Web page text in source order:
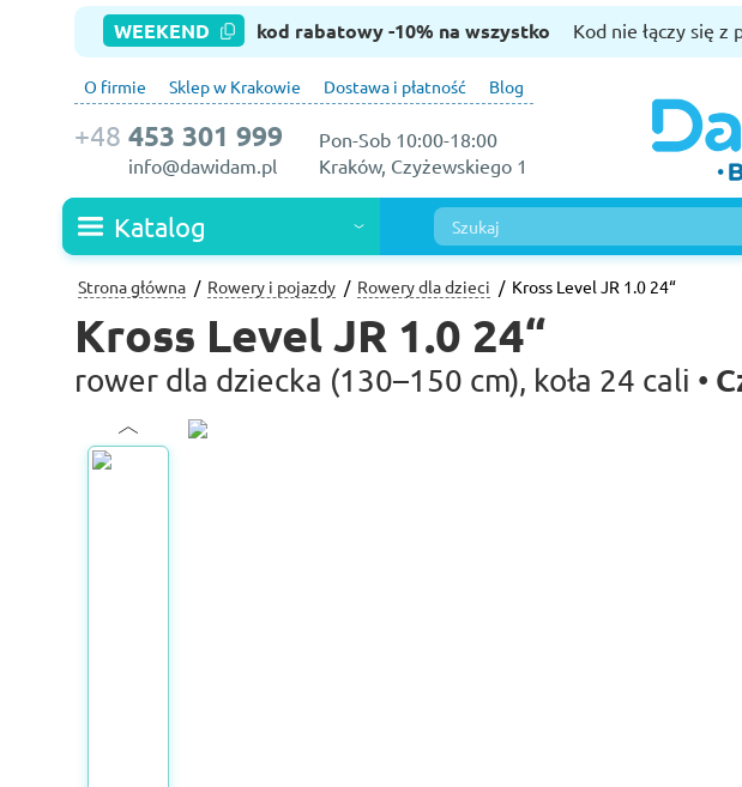
WEEKEND kod rabatowy -10% na wszystko Kod nie łączy się
O firmie Sklep w Krakowie Dostawa i płatność Blog
Pon-Sob 10:00-18:00
Kraków, Czyżewskiego 1
+48 453 301 999
info@dawidam.pl
Katalog
Strona główna Rowery i pojazdy Rowery dla dzieci Kross Level JR 1.0 24“
Kross Level JR 1.0 24“
rower dla dziecka (130–150 cm), koła 24 cali •